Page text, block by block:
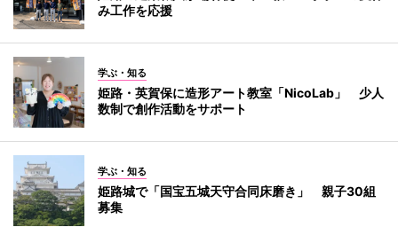
み工作を応援
学ぶ・知る
姫路・英賀保に造形アート教室「NicoLab」 少人
数制で創作活動をサポート
学ぶ・知る
姫路城で「国宝五城天守合同床磨き」 親子30組
募集